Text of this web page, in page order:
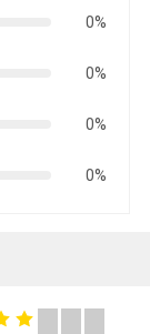
0%
0%
0%
0%